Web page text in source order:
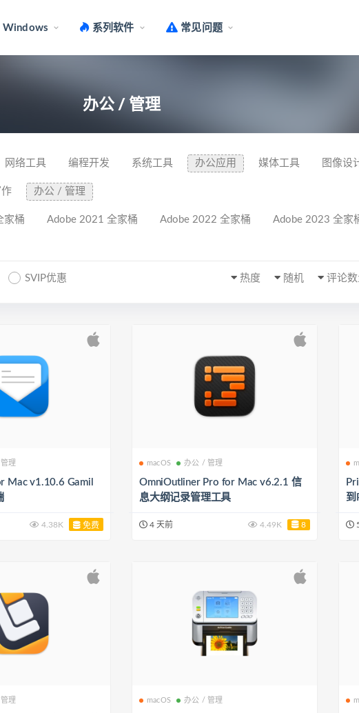
Windows 系列软件 常见问题
办公 / 管理
网络工具 编程开发 系统工具 办公应用 媒体工具 图像设
办公 / 管理
家桶 Adobe 2021 全家桶 Adobe 2022 全家桶 Adobe 2023 全家
SVIP优惠 评论
随机
热度
理
Mac v1.10.6 Gamil
4.38K 免费
macOS 办公 / 管理
OmniOutliner Pro for Mac v6.2.1 信
息大纲记录管理工具
4 天前 4.49K 8
到
理 macOS 办公 / 管理